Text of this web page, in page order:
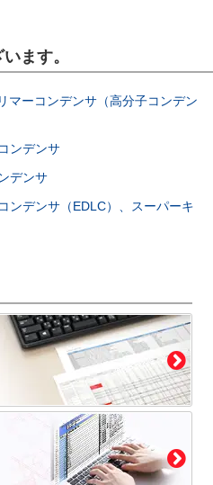
ます。
マーコンデンサ（高分子コンデン
ンデンサ
デンサ
ンデンサ（EDLC）、スーパーキ